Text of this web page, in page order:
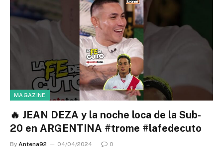
MAGAZINE
🔥 JEAN DEZA y la noche loca de la Sub-
20 en ARGENTINA #trome #lafedecuto
By Antena92 04/04/2024 0